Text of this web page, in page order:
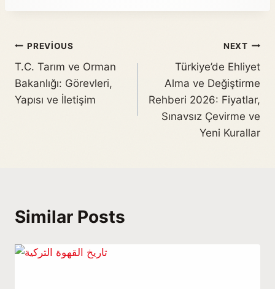
PREVIOUS
T.C. Tarım ve Orman
Bakanlığı: Görevleri,
Yapısı ve İletişim
NEXT
Türkiye’de Ehliyet
Alma ve Değiştirme
Rehberi 2026: Fiyatlar,
Sınavsız Çevirme ve
Yeni Kurallar
Similar Posts